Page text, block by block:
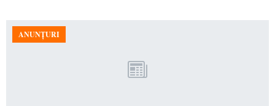
ANUNȚURI